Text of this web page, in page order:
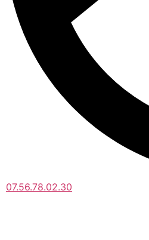
07.56.78.02.30